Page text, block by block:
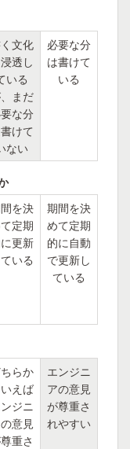
文化
透し
いる
まだ
な分
けて
ない
必要な分
は書けて
いる
を決
定期
更新
いる
期間を決
めて定期
的に自動
で更新し
ている
らか
えば
ジニ
意見
重さ
エンジニ
アの意見
が尊重さ
れやすい